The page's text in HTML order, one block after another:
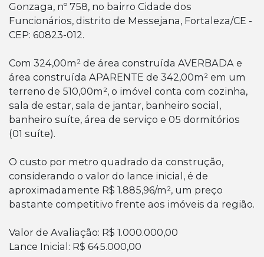
Gonzaga, nº 758, no bairro Cidade dos
Funcionários, distrito de Messejana, Fortaleza/CE -
CEP: 60823-012.
Com 324,00m² de área construída AVERBADA e
área construída APARENTE de 342,00m² em um
terreno de 510,00m², o imóvel conta com cozinha,
sala de estar, sala de jantar, banheiro social,
banheiro suíte, área de serviço e 05 dormitórios
(01 suíte).
O custo por metro quadrado da construção,
considerando o valor do lance inicial, é de
aproximadamente R$ 1.885,96/m², um preço
bastante competitivo frente aos imóveis da região.
Valor de Avaliação: R$ 1.000.000,00
Lance Inicial: R$ 645.000,00